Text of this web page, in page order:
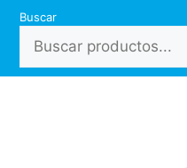
Saltar
contenido
Buscar